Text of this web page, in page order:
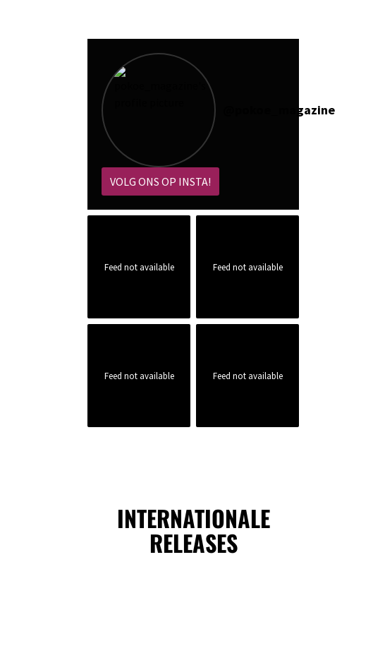
pokoe_magazine
VOLG ONS OP INSTA!
Feed not available Feed not available
Feed not available Feed not available
INTERNATIONALE
RELEASES